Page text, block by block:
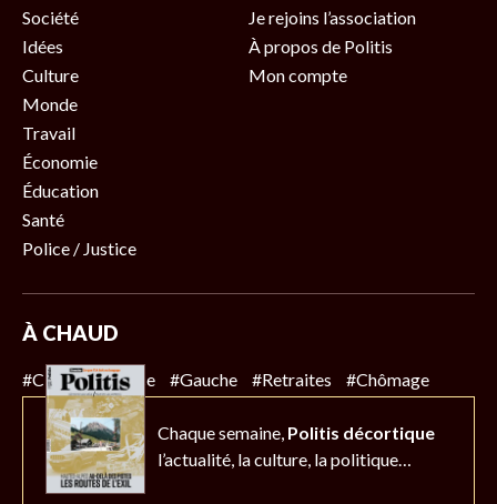
Société
Idées
Culture
Monde
Travail
Économie
Éducation
Santé
Police / Justice
Je rejoins l’association
À propos de Politis
Mon compte
À CHAUD
#Climat #Police #Gauche #Retraites #Chômage
Chaque semaine, Politis décortique
l’actualité, la culture, la politique…